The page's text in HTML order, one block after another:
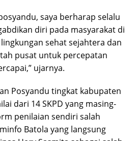
saya berharap selalu
diri pada masyarakat di
sehat sejahtera dan
pusat untuk percepatan
ujarnya.
Posyandu tingkat kabupaten
dari 14 SKPD yang masing-
penilaian sendiri salah
Batola yang langsung